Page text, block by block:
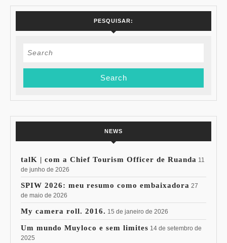
PESQUISAR:
Search
NEWS
talK | com a Chief Tourism Officer de Ruanda 11
de junho de 2026
SPIW 2026: meu resumo como embaixadora 27
de maio de 2026
My camera roll. 2016. 15 de janeiro de 2026
Um mundo Muyloco e sem limites 14 de setembro de
2025